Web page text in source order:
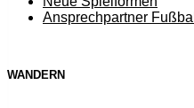
Ansprechpartner Fußball
WANDERN